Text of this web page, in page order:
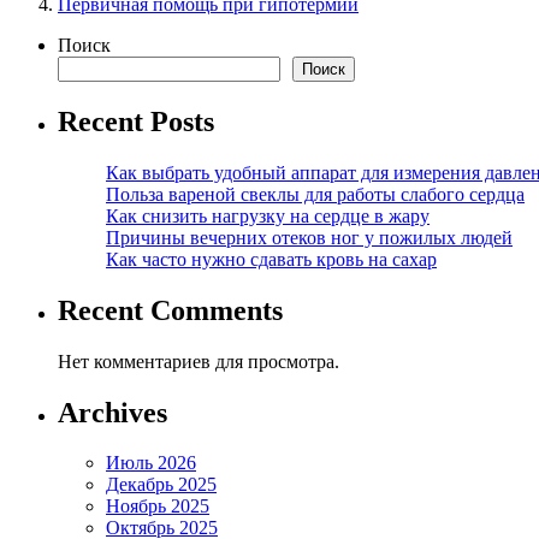
Первичная помощь при гипотермии
Поиск
Поиск
Recent Posts
Как выбрать удобный аппарат для измерения
Польза вареной свеклы для работы слабого сердца
Как снизить нагрузку на сердце в жару
Причины вечерних отеков ног у пожилых людей
Как часто нужно сдавать кровь на сахар
Recent Comments
Нет комментариев для просмотра.
Archives
Июль 2026
Декабрь 2025
Ноябрь 2025
Октябрь 2025